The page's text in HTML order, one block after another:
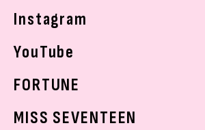
Instagram
YouTube
FORTUNE
MISS SEVENTEEN